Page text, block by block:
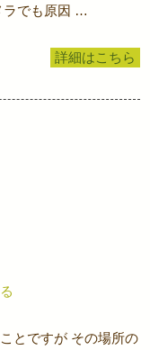
ラでも原因 …
詳細はこちら
とですが その場所の